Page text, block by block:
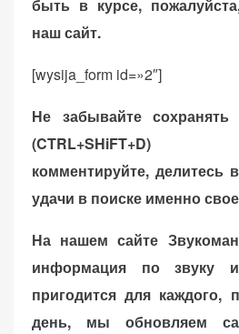
быть в курсе,
наш сайт.
[wysija_form id=»2″]
Не забывайте сохранять
(CTRL+SHiFT+D)
комментируйте, делитесь
удачи в поиске именно
На нашем сайте
информация по звуку
пригодится для каждого,
день, мы обновляем